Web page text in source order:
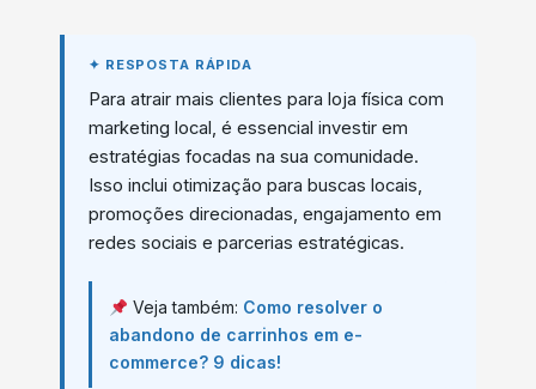
Para atrair mais clientes para loja física com
marketing local, é essencial investir em
estratégias focadas na sua comunidade.
Isso inclui otimização para buscas locais,
promoções direcionadas, engajamento em
redes sociais e parcerias estratégicas.
Veja também: Como resolver o
abandono de carrinhos em e-
commerce? 9 dicas!